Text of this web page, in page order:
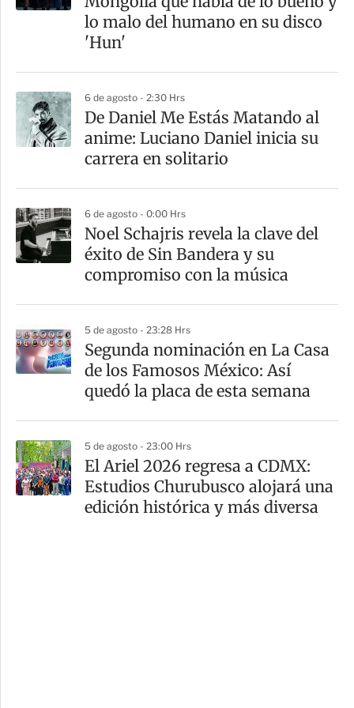
t
lo malo del humano en su disco
'Hun'
6 de agosto - 2:30 Hrs
De Daniel Me Estás Matando al
anime: Luciano Daniel inicia su
carrera en solitario
6 de agosto - 0:00 Hrs
Noel Schajris revela la clave del
éxito de Sin Bandera y su
compromiso con la música
5 de agosto - 23:28 Hrs
Segunda nominación en La Casa
de los Famosos México: Así
quedó la placa de esta semana
5 de agosto - 23:00 Hrs
El Ariel 2026 regresa a CDMX:
Estudios Churubusco alojará una
edición histórica y más diversa